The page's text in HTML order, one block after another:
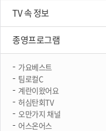
TV 속 정보
종영프로그램
가요베스트
팀로컬C
계란이왔어요
허심탄회TV
오만가지 채널
어스온어스